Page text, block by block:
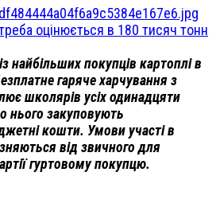
оцінюється в 180 тисяч тонн
найбільших покупців картоплі в
гаряче харчування з
школярів усіх одинадцяти
нього закуповують
кошти. Умови участі в
від звичного для
гуртовому покупцю.